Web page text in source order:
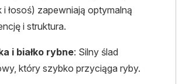
łosoś) zapewniają optymalną
i struktura.
i białko rybne: Silny ślad
który szybko przyciąga ryby.